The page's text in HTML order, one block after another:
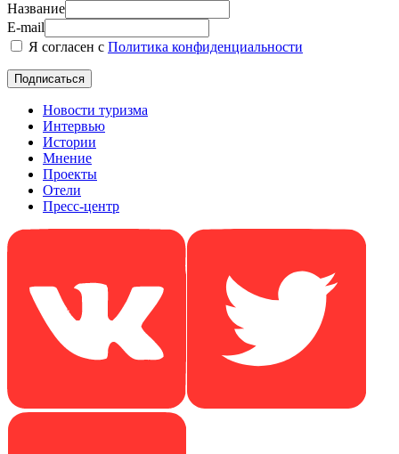
Название
E-mail
Я согласен с Политика конфиденциальности
Новости туризма
Интервью
Истории
Мнение
Проекты
Отели
Пресс-центр